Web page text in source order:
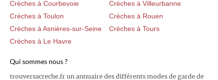
Crèches à Courbevoie
Crèches à Villeurbanne
Crèches à Toulon
Crèches à Rouen
Crèches à Asnières-sur-Seine
Crèches à Tours
Crèches à Le Havre
Qui sommes nous ?
trouversacreche.fr un annuaire des différents modes de garde de